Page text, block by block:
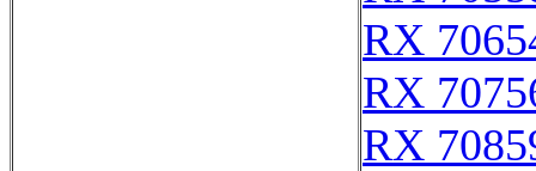
RX
RX
RX